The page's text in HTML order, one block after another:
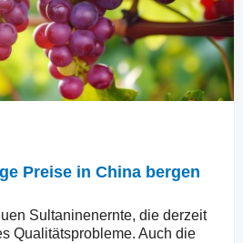
Preise in China bergen
Sultaninenernte, die derzeit
Qualitätsprobleme. Auch die